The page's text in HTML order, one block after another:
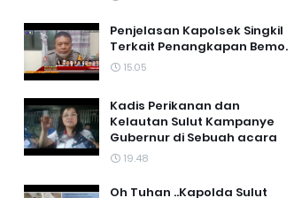
Penjelasan Kapolsek Singkil
Terkait Penangkapan Bemo.
15.05
Kadis Perikanan dan
Kelautan Sulut Kampanye
Gubernur di Sebuah acara
19.48
Oh Tuhan ..Kapolda Sulut